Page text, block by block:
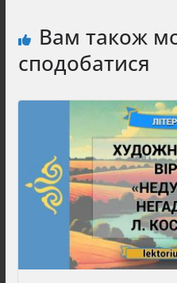
Вам також
сподобатися